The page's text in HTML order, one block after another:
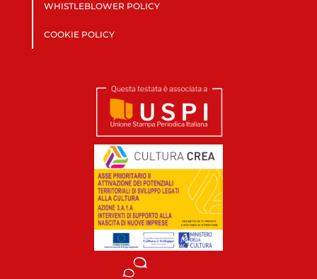
WHISTLEBLOWER POLICY
COOKIE POLICY